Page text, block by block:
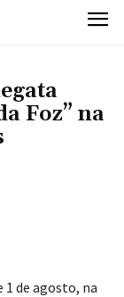
Foz” na
1 de agosto, na